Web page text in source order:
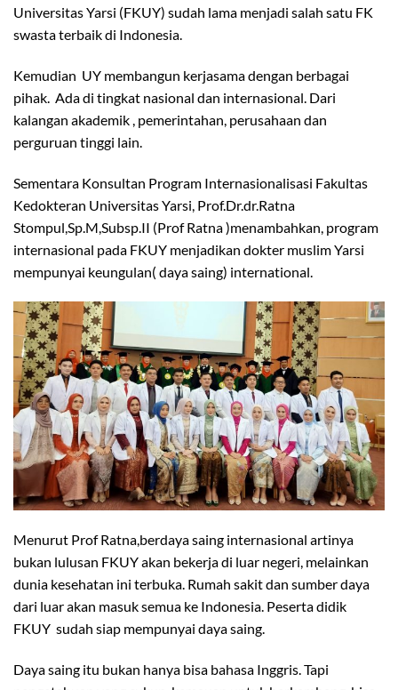
Universitas Yarsi (FKUY) sudah lama menjadi salah satu FK
swasta terbaik di Indonesia.
Kemudian UY membangun kerjasama dengan berbagai
pihak. Ada di tingkat nasional dan internasional. Dari
kalangan akademik , pemerintahan, perusahaan dan
perguruan tinggi lain.
Sementara Konsultan Program Internasionalisasi Fakultas
Kedokteran Universitas Yarsi, Prof.Dr.dr.Ratna
Stompul,Sp.M,Subsp.II (Prof Ratna )menambahkan, program
internasional pada FKUY menjadikan dokter muslim Yarsi
mempunyai keungulan( daya saing) international.
Menurut Prof Ratna,berdaya saing internasional artinya
bukan lulusan FKUY akan bekerja di luar negeri, melainkan
dunia kesehatan ini terbuka. Rumah sakit dan sumber daya
dari luar akan masuk semua ke Indonesia. Peserta didik
FKUY sudah siap mempunyai daya saing.
Daya saing itu bukan hanya bisa bahasa Inggris. Tapi